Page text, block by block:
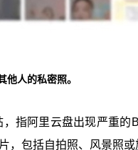
人的私密照。
指阿里云盘出现严重
，包括自拍照、风景照或